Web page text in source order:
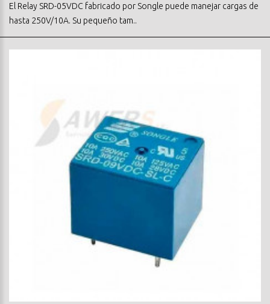
El Relay SRD-05VDC fabricado por Songle puede manejar cargas de
hasta 250V/10A. Su pequeño tam..